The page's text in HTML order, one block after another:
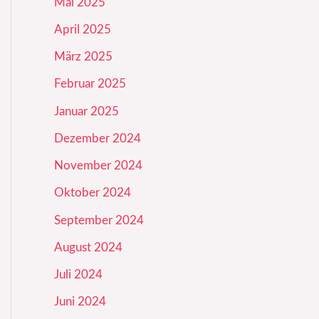
April 2025
März 2025
Februar 2025
Januar 2025
Dezember 2024
November 2024
Oktober 2024
September 2024
August 2024
Juli 2024
Juni 2024